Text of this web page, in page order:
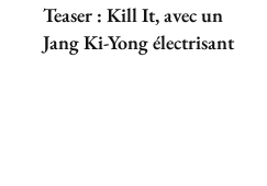
Teaser : Kill It, avec un
Jang Ki-Yong électrisant